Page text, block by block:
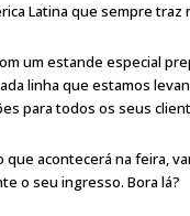
Latina que sempre
um estande especial
linha que estamos
para todos os seus
que acontecerá na feira,
o seu ingresso. Bora lá?